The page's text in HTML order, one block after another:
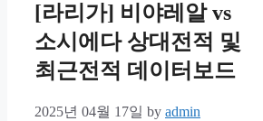
[라리가] 비야레알 vs
소시에다 상대전적 및
최근전적 데이터보드
2025년 04월 17일 by admin